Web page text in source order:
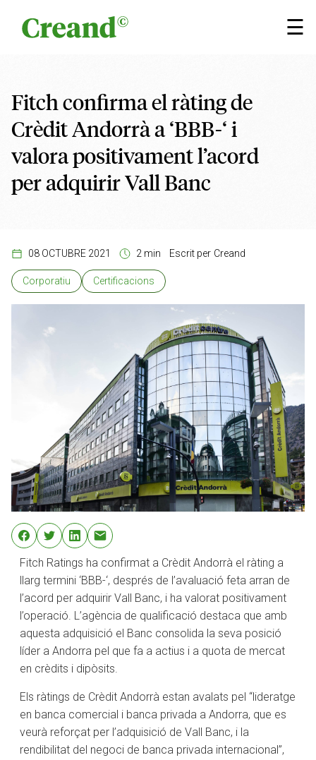
☰
×
Fitch confirma el ràting de
Crèdit Andorrà a ‘BBB-‘ i
valora positivament l’acord
per adquirir Vall Banc
08 OCTUBRE 2021 2 min Escrit per Creand
Corporatiu Certificacions
Fitch Ratings ha confirmat a Crèdit Andorrà el ràting a
llarg termini ‘BBB-‘, després de l’avaluació feta arran de
l’acord per adquirir Vall Banc, i ha valorat positivament
l’operació. L’agència de qualificació destaca que amb
aquesta adquisició el Banc consolida la seva posició
líder a Andorra pel que fa a actius i a quota de mercat
en crèdits i dipòsits.
Els ràtings de Crèdit Andorrà estan avalats pel “lideratge
en banca comercial i banca privada a Andorra, que es
veurà reforçat per l’adquisició de Vall Banc, i la
rendibilitat del negoci de banca privada internacional”,